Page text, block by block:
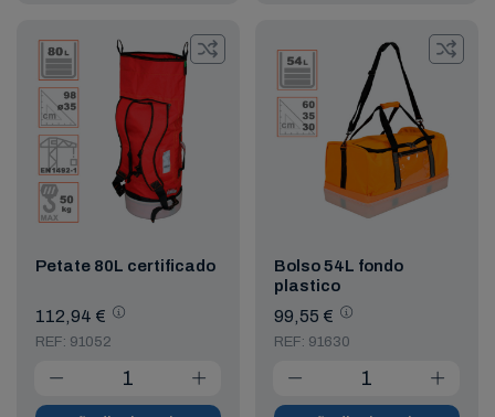
Petate 80L certificado
112,94 €
REF: 91052
Bolso 54L fondo
plastico
99,55 €
REF: 91630